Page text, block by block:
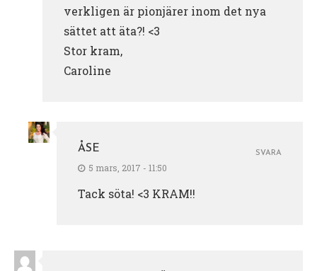
verkligen är pionjärer inom det nya
sättet att äta?! <3
Stor kram,
Caroline
ÅSE
5 mars, 2017 - 11:50
Tack söta! <3 KRAM!!
SVARA